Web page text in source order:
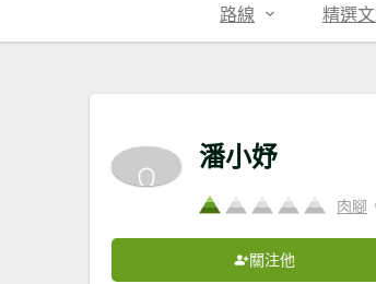
路線 精選
潘小妤
肉腳
關注他